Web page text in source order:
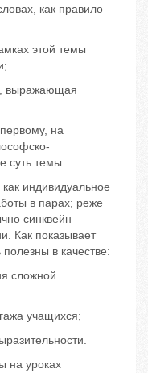
как правило
этой темы
выражающая
на
суть темы.
индивидуальное
в парах; реже
синквейн
Как показывает
в качестве:
сложной
учащихся;
на уроках